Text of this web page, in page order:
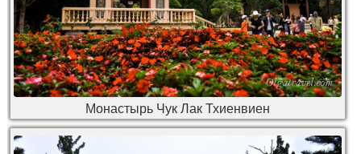
Монастырь Чук Лак Тхиенвиен